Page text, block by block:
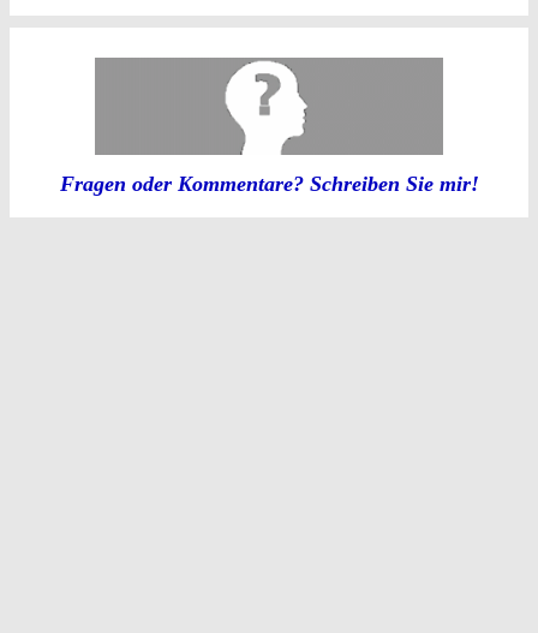
Fragen oder Kommentare? Schreiben Sie mir!